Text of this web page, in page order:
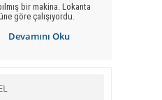
Devamını Oku
bir makina. Lokanta
göre çalışıyordu.
dışarıya
olarak alınır.
dışarıya